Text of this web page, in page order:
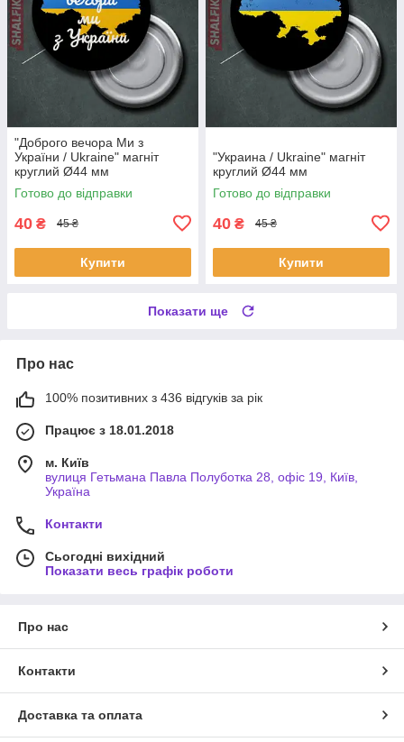
"Доброго вечора Ми з
України / Ukraine" магніт
круглий Ø44 мм
Готово до відправки
40 ₴ 45 ₴
Купити
"Украина / Ukraine" магніт
круглий Ø44 мм
Готово до відправки
40 ₴ 45 ₴
Купити
Показати ще
Про нас
100% позитивних з 436 відгуків за рік
Працює з 18.01.2018
м. Київ
вулиця Гетьмана Павла Полуботка 28, офіс 19, Київ,
Україна
Контакти
Сьогодні вихідний
Показати весь графік роботи
Про нас
Контакти
Доставка та оплата